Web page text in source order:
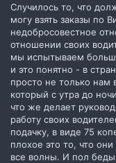
Случилось то, что
могу взять заказы по
недобросовестное
отношении своих
мы испытываем
и это понятно - в
просто не только нам
который с утра до
что же делает
работу своих
подачку, в виде 75
плохое это то, что
все волны. И пол